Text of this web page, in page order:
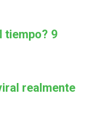
tiempo? 9
realmente